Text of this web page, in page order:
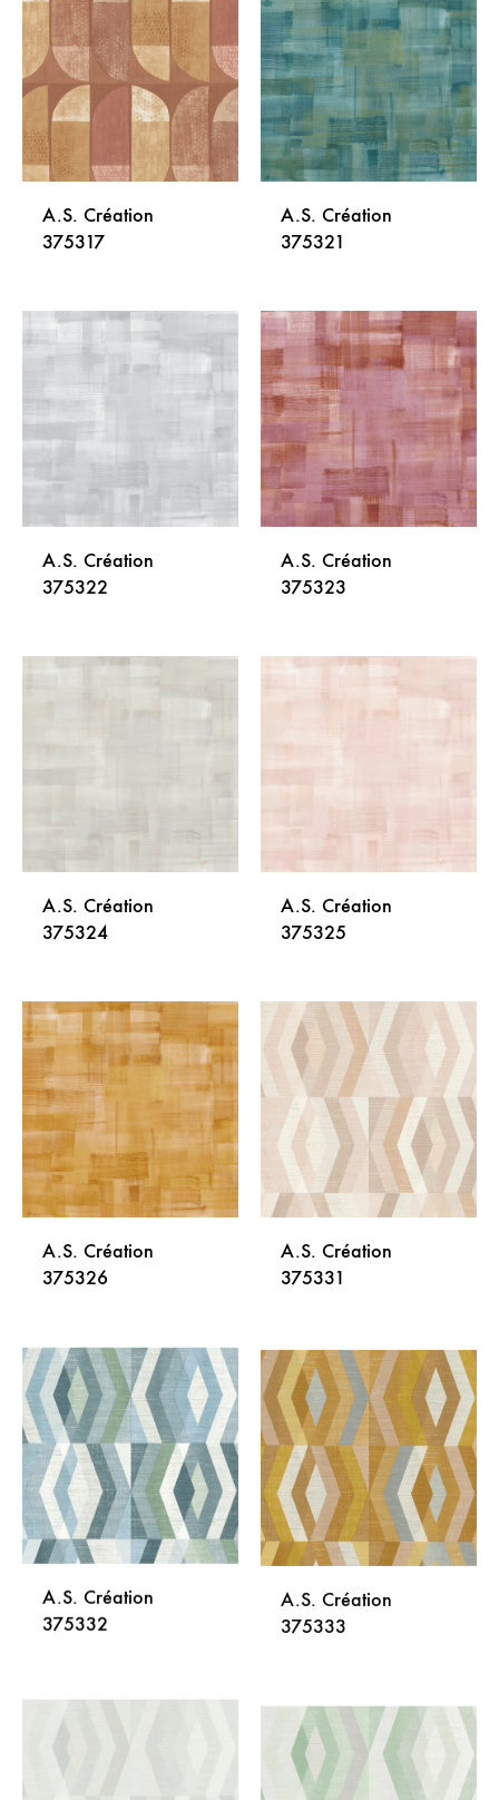
ŽELJA
NA
ŽELJA
A.S. Création
375317
DODAJ
A.S. Création
375321
NA
LISTU
ŽELJA
A.S. Création
375322
A.S. Création
375323
A.S. Création
375324
DODAJ
NA
ŽELJA
A.S. Création
375325
NA
LISTU
ŽELJA
A.S. Création
375326
DODAJ
NA
LISTU
ŽELJA
A.S. Création
375331
NA
LISTU
ŽELJA
A.S. Création
375332
DODAJ
A.S. Création
375333
NA
LISTU
ŽELJA